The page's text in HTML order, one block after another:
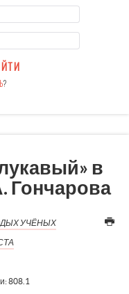
?
в
Гончарова
УЧЁНЫХ
808.1